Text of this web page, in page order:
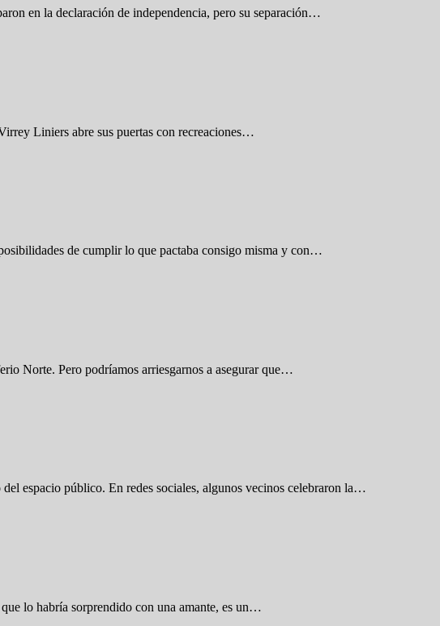
en la declaración de independencia, pero su separación…
Liniers abre sus puertas con recreaciones…
de cumplir lo que pactaba consigo misma y con…
Norte. Pero podríamos arriesgarnos a asegurar que…
espacio público. En redes sociales, algunos vecinos celebraron la…
lo habría sorprendido con una amante, es un…